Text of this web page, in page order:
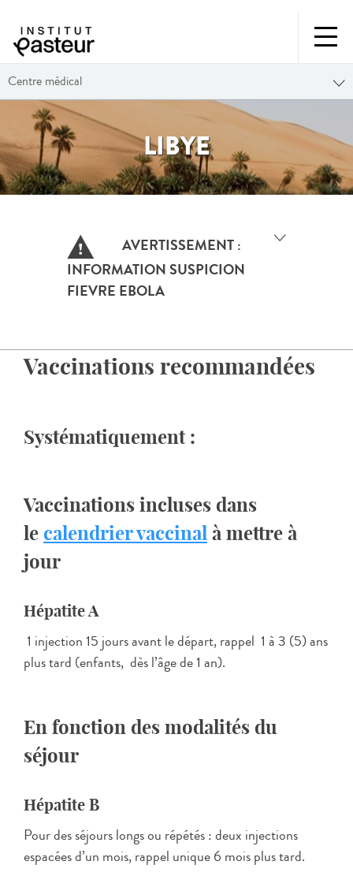
Centre médical
LIBYE
AVERTISSEMENT :
INFORMATION SUSPICION
FIEVRE EBOLA
Vaccinations recommandées
Systématiquement :
Vaccinations incluses dans
le calendrier vaccinal à mettre à
jour
Hépatite A
1 injection 15 jours avant le départ, rappel 1 à 3 (5) ans
plus tard (enfants, dès l’âge de 1 an).
En fonction des modalités du
séjour
Hépatite B
Pour des séjours longs ou répétés : deux injections
espacées d’un mois, rappel unique 6 mois plus tard.